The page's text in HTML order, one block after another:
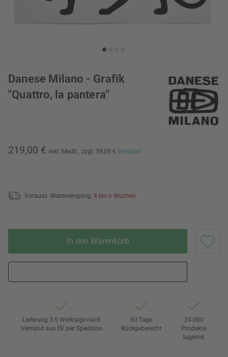
Danese Milano - Grafik
"Quattro, la pantera"
219,00 € inkl. MwSt., zzgl. 39,00 € Versand
Vorauss. Wareneingang: 4 bis 6 Wochen
In den Warenkorb
Lieferung 3-5 Werktage nach
Versand aus DE per Spedition
60 Tage
Rückgaberecht
24.000
Produkte
lagernd